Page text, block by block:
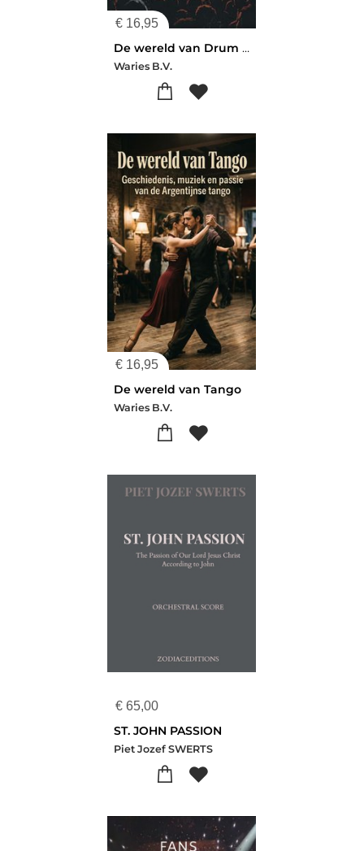
€ 16,95
De wereld van Drum and Bass
Waries B.V.
€ 16,95
De wereld van Tango
Waries B.V.
€ 65,00
ST. JOHN PASSION
Piet Jozef SWERTS